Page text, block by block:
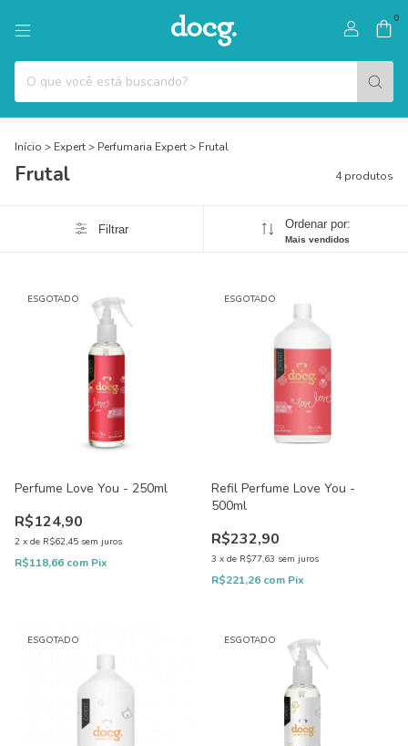
0
Início > Expert> Perfumaria Expert> Frutal
Frutal 4 produtos
Filtrar Ordenar por:
Mais vendidos
ESGOTADO
Perfume Love You - 250ml
R$124,90
2 x de R$62,45 sem juros
R$118,66 com Pix
ESGOTADO
Refil Perfume Love You -
500ml
R$232,90
3 x de R$77,63 sem juros
R$221,26 com Pix
ESGOTADO ESGOTADO